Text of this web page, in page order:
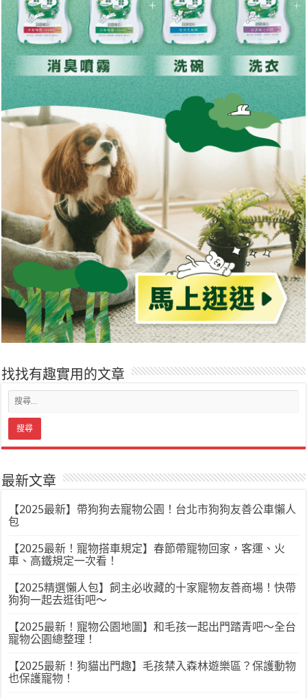
找找有趣實用的文章
最新文章
【2025最新】帶狗狗去寵物公園！台北市狗狗友善公車懶人
包
【2025最新！寵物搭車規定】春節帶寵物回家，客運、火
車、高鐵規定一次看！
【2025精選懶人包】飼主必收藏的十家寵物友善商場！快帶
狗狗一起去逛街吧～
【2025最新！寵物公園地圖】和毛孩一起出門踏青吧～全台
寵物公園總整理！
【2025最新！狗貓出門趣】毛孩禁入森林遊樂區？保護動物
也保護寵物！